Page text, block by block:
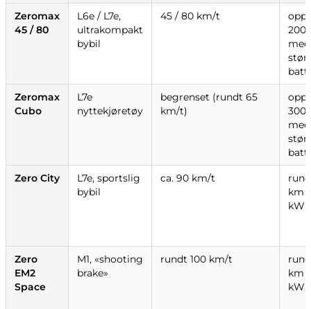
Zeromax
45 / 80
L6e / L7e,
ultrakompakt
bybil
45 / 80 km/t
opp
200
med
Zeromax
Cubo
L7e
nyttekjøretøy
begrenset (rundt 65
km/t)
opp
300
med
Zero City
L7e, sportslig
bybil
ca. 90 km/t
km
Zero
EM2
Space
M1, «shooting
brake»
rundt 100 km/t
km